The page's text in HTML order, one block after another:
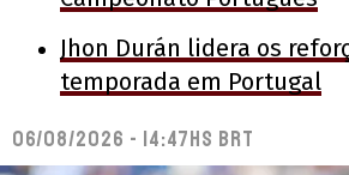
Jhon Durán lidera os
temporada em Portugal
06/08/2026 - 14:47hs BRT